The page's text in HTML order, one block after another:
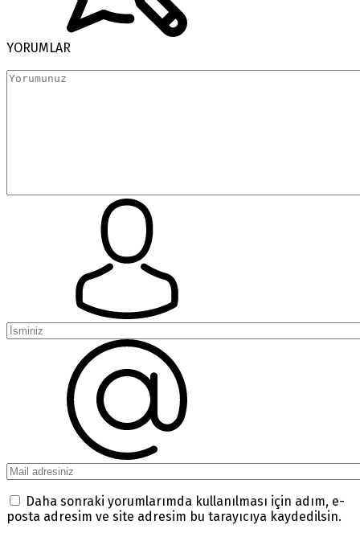
YORUMLAR
Daha sonraki yorumlarımda kullanılması için adım, e-
posta adresim ve site adresim bu tarayıcıya kaydedilsin.